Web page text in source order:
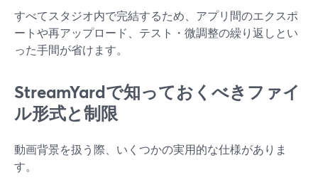
すべてスタジオ内で完結するため、アプリ間のエクスポ
ートや再アップロード、テスト・微調整の繰り返しとい
った手間が省けます。
StreamYardで知っておくべきファイ
ル形式と制限
動画背景を扱う際、いくつかの実用的な仕様がありま
す。